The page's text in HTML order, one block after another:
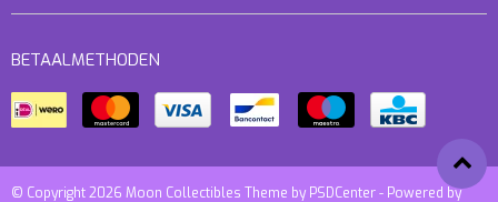
BETAALMETHODEN
© Copyright 2026 Moon Collectibles Theme by PSDCenter- Powered by